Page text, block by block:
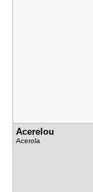
Acerelou
Acerola